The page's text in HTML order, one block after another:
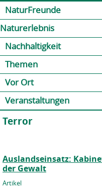
NaturFreunde
Naturerlebnis
Nachhaltigkeit
Themen
Vor Ort
Veranstaltungen
Terror
Auslandseinsatz:
der Gewalt
Artikel